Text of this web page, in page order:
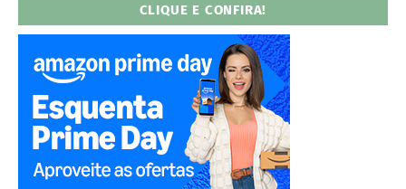
CLIQUE E CONFIRA!